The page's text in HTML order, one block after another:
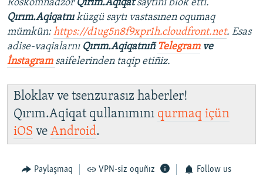
Roskomnadzor Qırım.Aqiqatsaytını blok etti.
Qırım.Aqiqatnıküzgü saytı vastasınen oqumaq
mümkün:https://d1ug5n8f9xpr1h.cloudfront.net. Esas
adise-vaqialarnı Qırım.Aqiqatnıñ Telegramve
İnstagram saifelerinden taqip etiñiz.
Bloklav ve tsenzurasız haberler!
Qırım.Aqiqat qullanımını qurmaq içün
iOS ve Android.
Paylaşmaq VPN-siz oquñız Follow us